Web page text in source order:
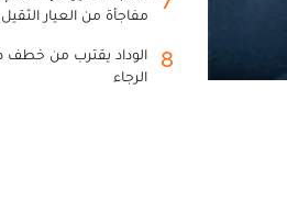
مفاجأة من العيار الثقيل
8
الوداد يقترب من
الرجاء